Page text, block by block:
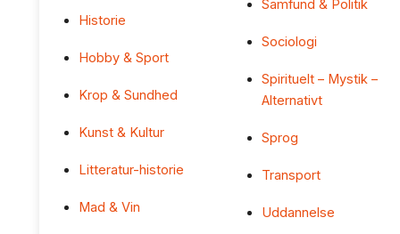
Historie
Hobby & Sport
Krop & Sundhed
Kunst & Kultur
Litteratur-historie
Mad & Vin
Samfund & Politik
Sociologi
Spirituelt – Mystik –
Alternativt
Sprog
Transport
Uddannelse